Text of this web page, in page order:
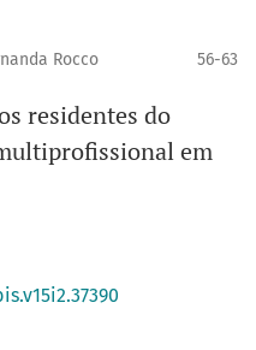
Rocco
56-63
residentes do
em